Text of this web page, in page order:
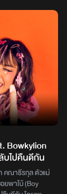
มืองไทย ฮาย-
อกเลยว่าเพลงนี้
ลิ บอกว่า นี่คือ
จัดจ้าน ผสม
งใหม่ในวงการ
ซอร์คู่บุญอย่าง
หรือ
งคำร้องและ
ส่วนมิวสิกวิดีโอก็
ถมยังได้เหล่าอิน
ระอึ้ง จึ้ง! สุด
นเพลงนี้ค่ะ ดีใจ
นู บอกเลยว่า
ากขอบคุณแม่ฮาย
ายเอ็มวีคือร้อน
เต้นแรงแล้วนะ
บคุณเพื่อน ๆ พี่ ๆ
Bowkylion
บไปคืนดีกัน
คณาธีรกุล ตัวแม่
ยพาโบ้ (Boy